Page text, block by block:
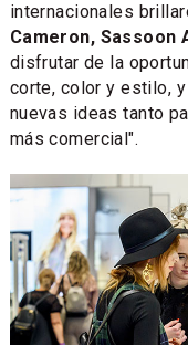
internacionales
Cameron, Sassoon
disfrutar de la
corte, color y estilo,
nuevas ideas tanto
más comercial".